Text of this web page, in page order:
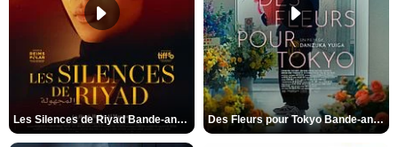
Les Silences de Riyad Bande-annonce VO STFR Des Fleurs pour Tokyo Bande-annonce VO STFR